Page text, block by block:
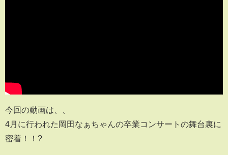
今回の動画は、、
4月に行われた岡田なぁちゃんの卒業コンサートの舞台裏に
密着！！?